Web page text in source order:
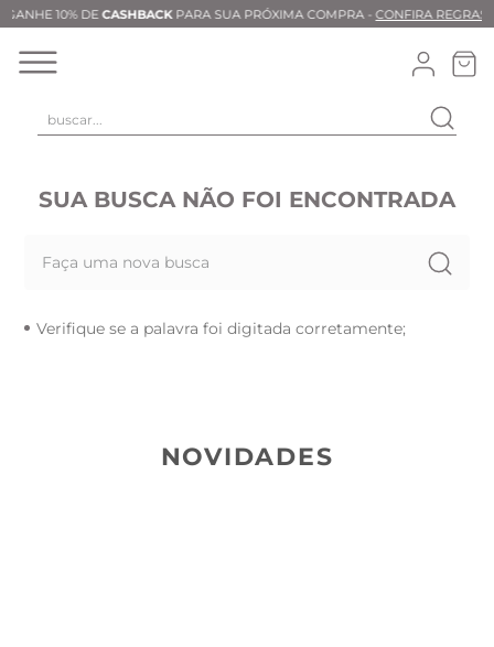
GANHE 10% DECASHBACKPARA SUA PRÓXIMA COMPRA -CONFIRA REGRAS
buscar...
SUA BUSCA NÃO FOI ENCONTRADA
Verifique se a palavra foi digitada corretamente;
NOVIDADES